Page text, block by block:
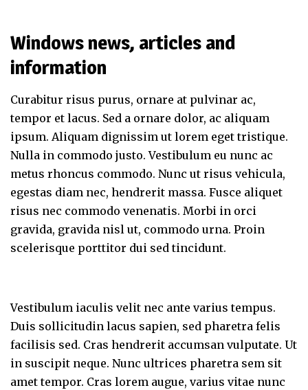
Windows news, articles and
information
Curabitur risus purus, ornare at pulvinar ac,
tempor et lacus. Sed a ornare dolor, ac aliquam
ipsum. Aliquam dignissim ut lorem eget tristique.
Nulla in commodo justo. Vestibulum eu nunc ac
metus rhoncus commodo. Nunc ut risus vehicula,
egestas diam nec, hendrerit massa. Fusce aliquet
risus nec commodo venenatis. Morbi in orci
gravida, gravida nisl ut, commodo urna. Proin
scelerisque porttitor dui sed tincidunt.
Vestibulum iaculis velit nec ante varius tempus.
Duis sollicitudin lacus sapien, sed pharetra felis
facilisis sed. Cras hendrerit accumsan vulputate. Ut
in suscipit neque. Nunc ultrices pharetra sem sit
amet tempor. Cras lorem augue, varius vitae nunc